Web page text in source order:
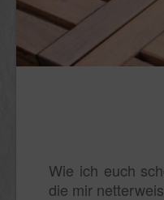
Wie ich euch
die mir